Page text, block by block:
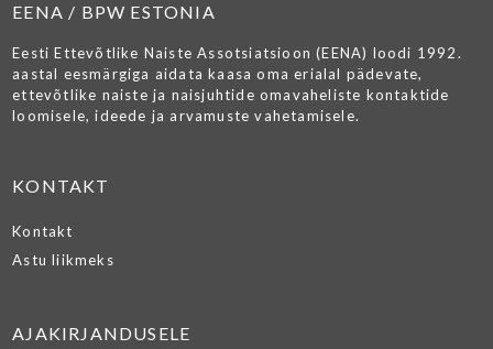
EENA / BPW ESTONIA
Eesti Ettevõtlike Naiste Assotsiatsioon (EENA) loodi 1992.
aastal eesmärgiga aidata kaasa oma erialal pädevate,
ettevõtlike naiste ja naisjuhtide omavaheliste kontaktide
loomisele, ideede ja arvamuste vahetamisele.
KONTAKT
Kontakt
Astu liikmeks
AJAKIRJANDUSELE